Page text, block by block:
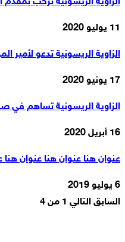
11 يوليو 2020
الزاوية الريسونية تدعو
17 يونيو 2020
الزاوية الريسونية تساهم في
16 أبريل 2020
عنوان هنا عنوان هنا عنوان هنا
6 يوليو 2019
السابق التالي 1 من 4